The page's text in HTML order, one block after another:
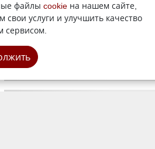
Министр просвещения РК Гани
совещании ведомства 30 апреля
году праздновать последний звонок
Республика
файлы cookie на нашем сайте,
свои услуги и улучшить качество
сервисом.